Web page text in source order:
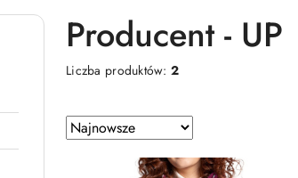
Producent - UP
Liczba produktów:2
Zastosowano
sortowanie:
Sortuj
według